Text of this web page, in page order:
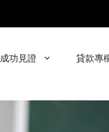
成功見證 貸款專